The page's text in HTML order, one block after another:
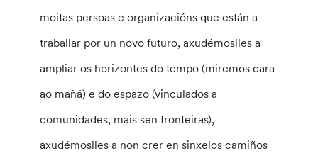
moitas persoas e organizacións que están a
traballar por un novo futuro, axudémoslles a
ampliar os horizontes do tempo (miremos cara
ao mañá) e do espazo (vinculados a
comunidades, mais sen fronteiras),
axudémoslles a non crer en sinxelos camiños